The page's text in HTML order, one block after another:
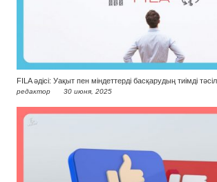
FILA әдісі: Уақыт пен міндеттерді басқарудың тиімді
редактор 30 июня, 2025